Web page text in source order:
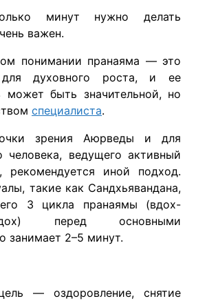
минут нужно делать
важен.
понимании пранаяма — это
для духовного роста, и ее
может быть значительной, но
специалиста.
зрения Аюрведы и для
человека, ведущего активный
рекомендуется иной подход.
такие как Сандхьявандана,
3 цикла пранаямы (вдох-
перед основными
занимает 2–5 минут.
— оздоровление, снятие